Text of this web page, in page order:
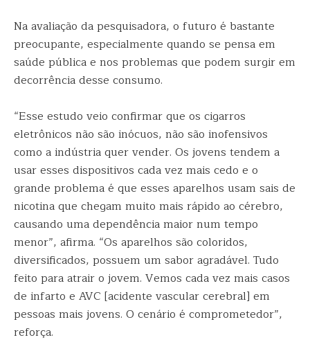
Na avaliação da pesquisadora, o futuro é bastante
preocupante, especialmente quando se pensa em
saúde pública e nos problemas que podem surgir em
decorrência desse consumo.
“Esse estudo veio confirmar que os cigarros
eletrônicos não são inócuos, não são inofensivos
como a indústria quer vender. Os jovens tendem a
usar esses dispositivos cada vez mais cedo e o
grande problema é que esses aparelhos usam sais de
nicotina que chegam muito mais rápido ao cérebro,
causando uma dependência maior num tempo
menor”, afirma. “Os aparelhos são coloridos,
diversificados, possuem um sabor agradável. Tudo
feito para atrair o jovem. Vemos cada vez mais casos
de infarto e AVC [acidente vascular cerebral] em
pessoas mais jovens. O cenário é comprometedor”,
reforça.